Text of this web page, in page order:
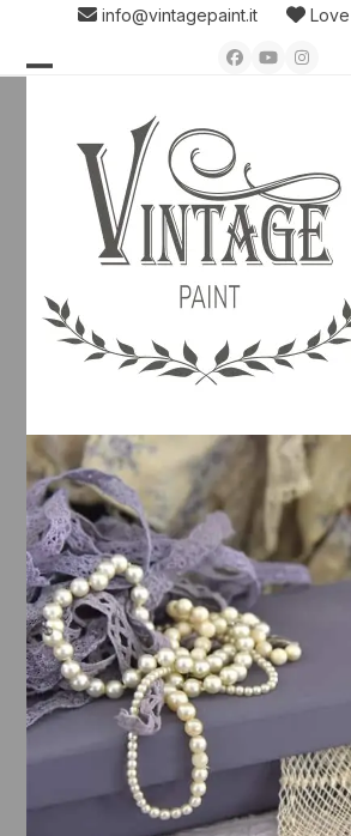
content
info@vintagepaint.it
Facebook
YouTube
menu
menu